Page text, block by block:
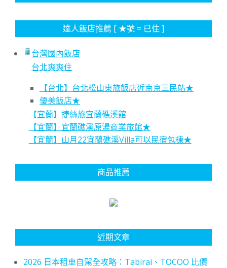
達人飯店推薦 [ ★號 = 已住 ]
台灣國內飯店
台北爽爽住
【台北】台北松山東旅飯店近南京三民站★
優美飯店★
【宜蘭】捷絲旅宜蘭礁溪館
【宜蘭】宜蘭礁溪原湯商業旅館★
【宜蘭】山月22宜蘭礁溪Villa可以民宿包棟★
商品推薦
近期文章
2026 日本租車自駕全攻略：Tabirai、TOCOO 比價